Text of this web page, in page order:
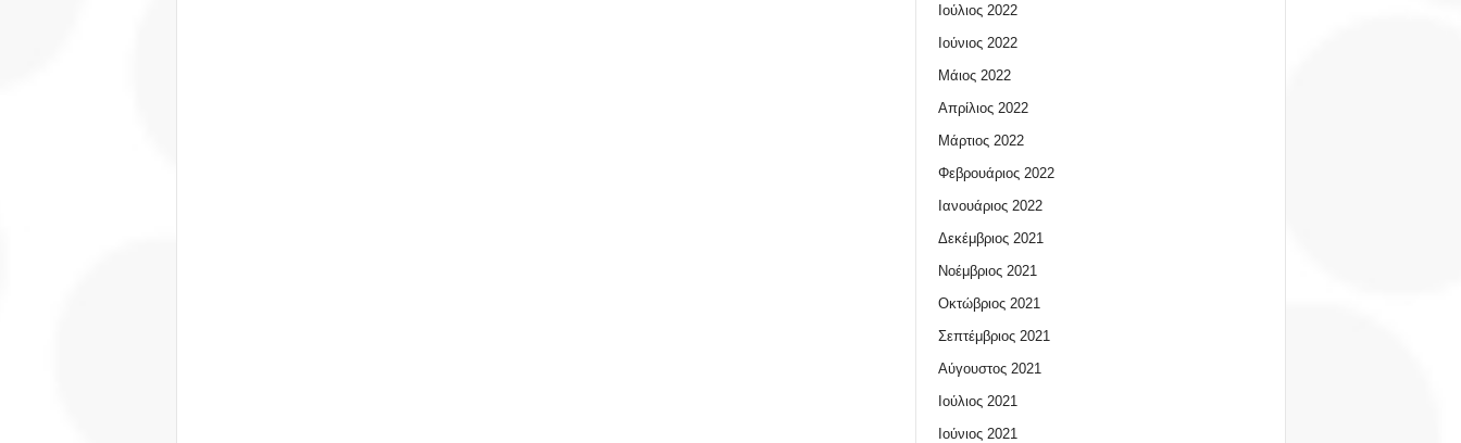
Ιούλιος 2022
Ιούνιος 2022
Μάιος 2022
Απρίλιος 2022
Μάρτιος 2022
Φεβρουάριος 2022
Ιανουάριος 2022
Δεκέμβριος 2021
Νοέμβριος 2021
Οκτώβριος 2021
Σεπτέμβριος 2021
Αύγουστος 2021
Ιούλιος 2021
Ιούνιος 2021